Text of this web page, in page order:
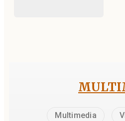
Multimedia